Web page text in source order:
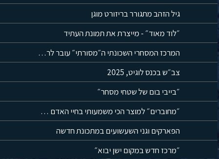
גיל הזהב מתגורר בריזורט מוגן
״לוד מאוד״ - מייצרת את תמונת העתיד
המרכז המסחרי השכונתי ה״מסורתי״ עובר לרחובות
צב״ש בכנס לוגיט, 2025
״בייבי בום של שטחי מסחר״
״מחוברים״ למוצר הכי משמעותי בחיי האדם = הנייד
הפארקים וגני השעשועים במתכונת חדשה
״מרכז חדש במקום ישן יבוא״